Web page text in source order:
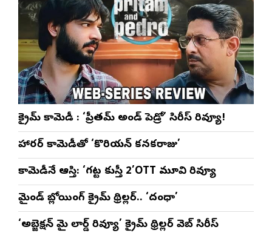
క్రైమ్ కామెడీ : ‘ప్రీతమ్ అండ్ పెడ్రో’ సిరీస్ రివ్యూ!
హారర్ కామెడీతో ‘కొరియన్ కనకరాజు’
కామెడీనే ఆస్తి: ‘గట్ట కుస్తీ 2’OTT మూవి రివ్యూ
మైండ్ బ్లోయింగ్ క్రైమ్ థ్రిల్లర్.. ‘దంధా’
‘అబ్జెక్ష‌న్ మై లార్డ్ రివ్యూ’ క్రైమ్ థ్రిల్ల‌ర్ వెబ్ సిరీస్